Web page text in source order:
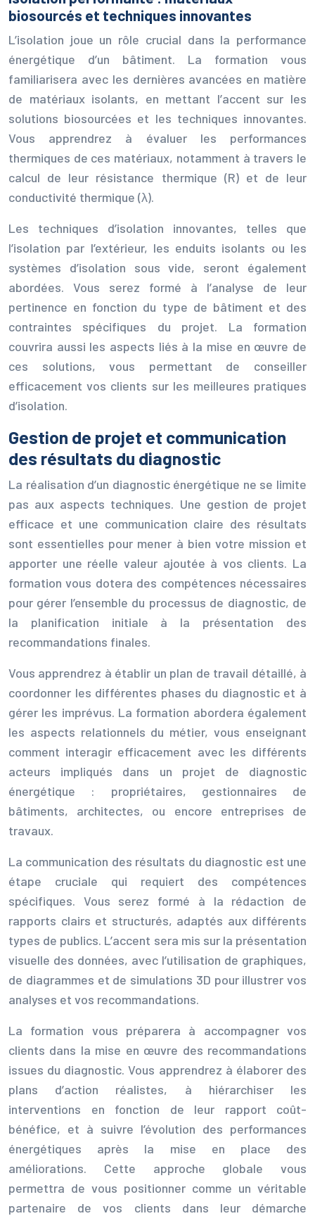
biosourcés et techniques innovantes
L’isolation joue un rôle crucial dans la performance
énergétique d’un bâtiment. La formation vous
familiarisera avec les dernières avancées en matière
de matériaux isolants, en mettant l’accent sur les
solutions biosourcées et les techniques innovantes.
Vous apprendrez à évaluer les performances
thermiques de ces matériaux, notamment à travers le
calcul de leur résistance thermique (R) et de leur
conductivité thermique (λ).
Les techniques d’isolation innovantes, telles que
l’isolation par l’extérieur, les enduits isolants ou les
systèmes d’isolation sous vide, seront également
abordées. Vous serez formé à l’analyse de leur
pertinence en fonction du type de bâtiment et des
contraintes spécifiques du projet. La formation
couvrira aussi les aspects liés à la mise en œuvre de
ces solutions, vous permettant de conseiller
efficacement vos clients sur les meilleures pratiques
d’isolation.
Gestion de projet et communication
des résultats du diagnostic
La réalisation d’un diagnostic énergétique ne se limite
pas aux aspects techniques. Une gestion de projet
efficace et une communication claire des résultats
sont essentielles pour mener à bien votre mission et
apporter une réelle valeur ajoutée à vos clients. La
formation vous dotera des compétences nécessaires
pour gérer l’ensemble du processus de diagnostic, de
la planification initiale à la présentation des
recommandations finales.
Vous apprendrez à établir un plan de travail détaillé, à
coordonner les différentes phases du diagnostic et à
gérer les imprévus. La formation abordera également
les aspects relationnels du métier, vous enseignant
comment interagir efficacement avec les différents
acteurs impliqués dans un projet de diagnostic
énergétique : propriétaires, gestionnaires de
bâtiments, architectes, ou encore entreprises de
travaux.
La communication des résultats du diagnostic est une
étape cruciale qui requiert des compétences
spécifiques. Vous serez formé à la rédaction de
rapports clairs et structurés, adaptés aux différents
types de publics. L’accent sera mis sur la présentation
visuelle des données, avec l’utilisation de graphiques,
de diagrammes et de simulations 3D pour illustrer vos
analyses et vos recommandations.
La formation vous préparera à accompagner vos
clients dans la mise en œuvre des recommandations
issues du diagnostic. Vous apprendrez à élaborer des
plans d’action réalistes, à hiérarchiser les
interventions en fonction de leur rapport coût-
bénéfice, et à suivre l’évolution des performances
énergétiques après la mise en place des
améliorations. Cette approche globale vous
permettra de vous positionner comme un véritable
partenaire de vos clients dans leur démarche